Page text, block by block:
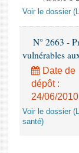
Voir le dossier
N° 2663 -
vulnérables
Date de
dépôt :
24/06/2010
Voir le dossier
santé)